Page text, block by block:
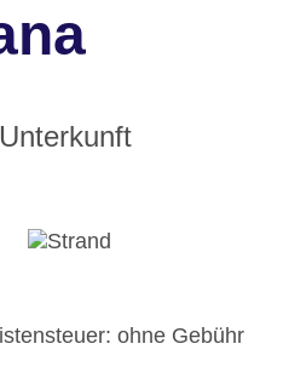
ohne Gebühr